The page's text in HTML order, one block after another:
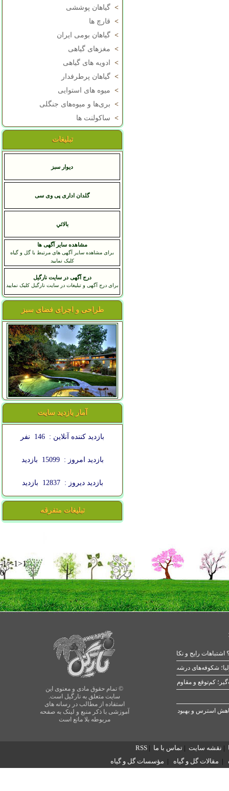
> گیاهان پوششی
> قارچ ها
> گیاهان بومی ایران
> مغزهای گیاهی
>
ادویه های گیاهی
> گیاهان پرطرفدار
> میوه های استوایی
> بری‌ها و میوه‌های جنگلی
> ساکولنت ها
تبلیغات
دیوار سبز
گلدان اداری پی وی سی
بالائي
مشاهده سایر آگهی ها
برای مشاهده سایر آگهی های مرتبط با گل و گیاه
کلیک نمایید
درج آگهی در سایت نارگیل
برای درج آگهی و تبلیغات در سایت نارگیل کلیک نمایید
طراحی و اجرای فضای سبز
آمار بازدید سایت
بازدید کننده آنلاین : 146 نفر
بازدید امروز : 15099 بازدید
بازدید دیروز : 12837 بازدید
تبلیغات متفرقه
-1>-1>1
0
© تمام حقوق مادی و معنوی این
سایت متعلق به نارگیل است.
استفاده از مطالب در رسانه های
آموزشی با ذکر منبع و لینک به صفحه
مربوطه بلا مانع است
رایج و نکات طلایی
شکوفه‌های درشت در بهار
| نقشه سایت | تماس با ما |
RSS
| مقالات گل و گیاه | مؤسسات گل و گیاه